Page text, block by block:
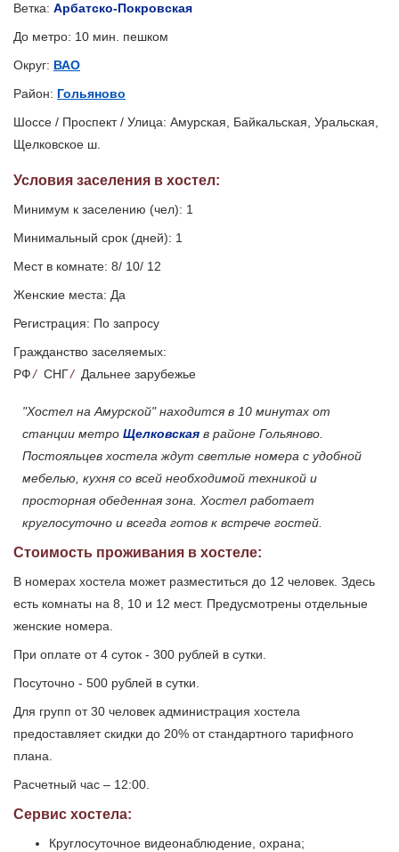
Ветка: Арбатско-Покровская
До метро: 10 мин. пешком
Округ: ВАО
Район: Гольяново
Шоссе / Проспект / Улица: Амурская, Байкальская, Уральская,
Щелковское ш.
Условия заселения в хостел:
Минимум к заселению (чел): 1
Минимальный срок (дней): 1
Мест в комнате: 8/ 10/ 12
Женские места: Да
Регистрация: По запросу
Гражданство заселяемых:
РФ/ СНГ/ Дальнее зарубежье
"Хостел на Амурской" находится в 10 минутах от
станции метро Щелковская в районе Гольяново.
Постояльцев хостела ждут светлые номера с удобной
мебелью, кухня со всей необходимой техникой и
просторная обеденная зона. Хостел работает
круглосуточно и всегда готов к встрече гостей.
Стоимость проживания в хостеле:
В номерах хостела может разместиться до 12 человек. Здесь
есть комнаты на 8, 10 и 12 мест. Предусмотрены отдельные
женские номера.
При оплате от 4 суток - 300 рублей в сутки.
Посуточно - 500 рублей в сутки.
Для групп от 30 человек администрация хостела
предоставляет скидки до 20% от стандартного тарифного
плана.
Расчетный час – 12:00.
Сервис хостела:
Круглосуточное видеонаблюдение, охрана;